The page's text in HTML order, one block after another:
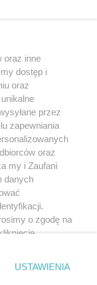
być powielany i
jakikolwiek sposób
jakimkolwiek polu
w
Jakiekolwiek użycie
z naruszeniem
pod groźbą kary i
oraz inne
dostęp i
oraz
przez
zapewniania
oraz
my i Zaufani
danych
o zgodę na
prywatności
USTAWIENIA